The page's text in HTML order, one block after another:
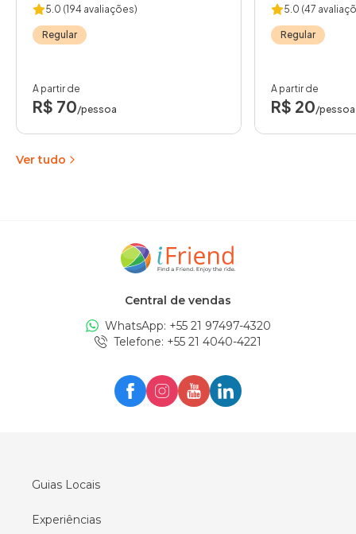
5.0 (194 avaliações)
Regular
A partir de
R$ 70/pessoa
5.0 (47
Regular
A partir de
R$ 20/pessoa
Ver tudo
Central de vendas
WhatsApp: +55 21 97497-4320
Telefone: +55 21 4040-4221
Guias Locais
Experiências